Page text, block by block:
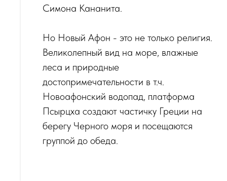
Симона Кананита.
Но Новый Афон - это не только религия.
Великолепный вид на море, влажные
леса и природные
достопримечательности в т.ч.
Новоафонский водопад, платформа
Псырцха создают частичку Греции на
берегу Черного моря и посещаются
группой до обеда.